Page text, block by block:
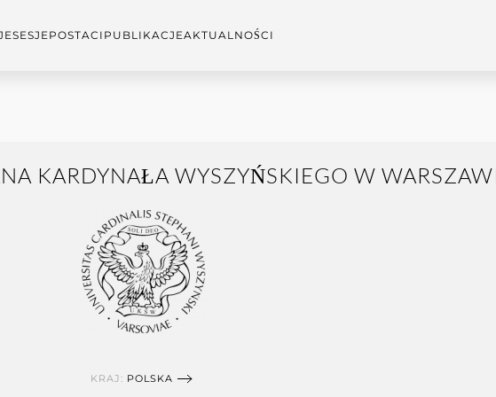
SESJEPOSTACI PUBLIKACJEAKTUALNOŚCI
KARDYNAŁA WYSZYŃSKIEGO W
KRAJ: POLSKA